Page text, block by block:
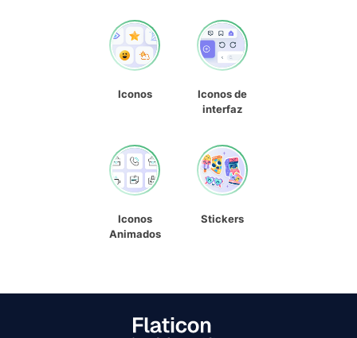
Iconos
Iconos de
interfaz
Iconos
Animados
Stickers